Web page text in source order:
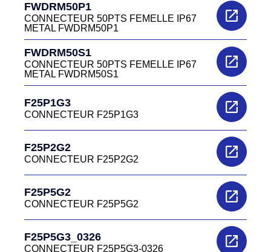
FWDRM50P1
CONNECTEUR 50PTS FEMELLE IP67
METAL FWDRM50P1
FWDRM50S1
CONNECTEUR 50PTS FEMELLE IP67
METAL FWDRM50S1
F25P1G3
CONNECTEUR F25P1G3
F25P2G2
CONNECTEUR F25P2G2
F25P5G2
CONNECTEUR F25P5G2
F25P5G3_0326
CONNECTEUR F25P5G3-0326